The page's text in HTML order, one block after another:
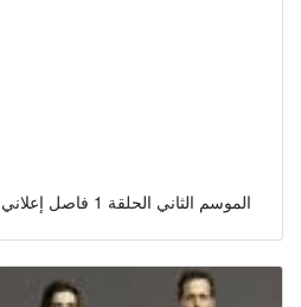
مسلسل The Good Wife الموسم الثاني الحلقة 1 فاصل إعلاني